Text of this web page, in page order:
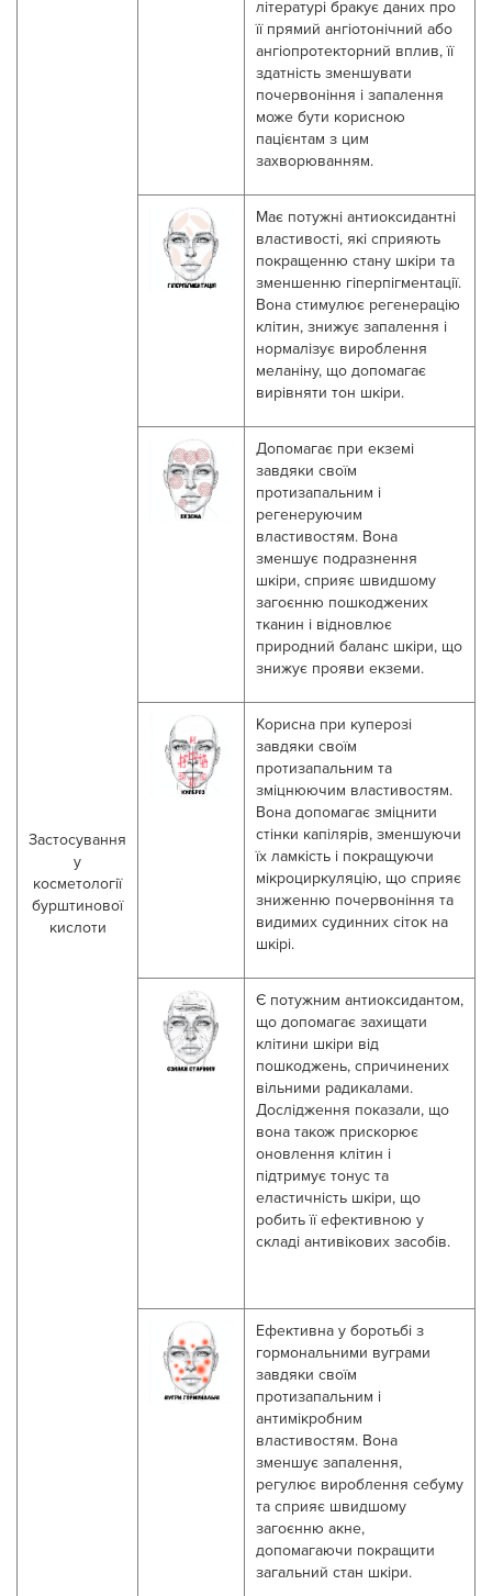
Застосування
у
косметології
бурштинової
кислоти
літературі бракує даних про
її прямий ангіотонічний або
ангіопротекторний вплив, її
здатність зменшувати
почервоніння і запалення
може бути корисною
пацієнтам з цим
захворюванням.
Має потужні антиоксидантні
властивості, які сприяють
покращенню стану шкіри та
зменшенню гіперпігментації.
Вона стимулює регенерацію
клітин, знижує запалення і
нормалізує вироблення
меланіну, що допомагає
вирівняти тон шкіри.
Допомагає при екземі
завдяки своїм
протизапальним і
регенеруючим
властивостям. Вона
зменшує подразнення
шкіри, сприяє швидшому
загоєнню пошкоджених
тканин і відновлює
природний баланс шкіри, що
знижує прояви екземи.
Корисна при куперозі
завдяки своїм
протизапальним та
зміцнюючим властивостям.
Вона допомагає зміцнити
стінки капілярів, зменшуючи
їх ламкість і покращуючи
мікроциркуляцію, що сприяє
зниженню почервоніння та
видимих судинних сіток на
шкірі.
Є потужним антиоксидантом,
що допомагає захищати
клітини шкіри від
пошкоджень, спричинених
вільними радикалами.
Дослідження показали, що
вона також прискорює
оновлення клітин і
підтримує тонус та
еластичність шкіри, що
робить її ефективною у
складі антивікових засобів.
Ефективна у боротьбі з
гормональними вуграми
завдяки своїм
протизапальним і
антимікробним
властивостям. Вона
зменшує запалення,
регулює вироблення себуму
та сприяє швидшому
загоєнню акне,
допомагаючи покращити
загальний стан шкіри.